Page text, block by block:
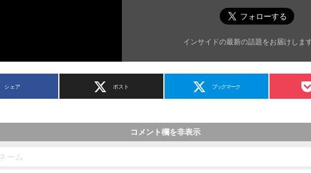
インサイドの最新の話題をお届けしま
シェア ポスト ブックマーク
コメント欄を非表示